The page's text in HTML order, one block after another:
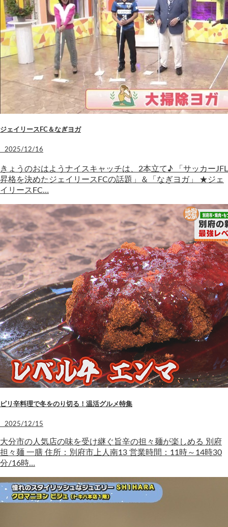
ジェイリースFC＆なぎヨガ
2025/12/16
きょうのおはようナイスキャッチは、2本立て♪ 「サッカーJFL
昇格を決めたジェイリースFCの話題」＆「なぎヨガ」 ★ジェ
イリースFC…
ピリ辛料理で冬をのり切る！温活グルメ特集
2025/12/15
大分市の人気店の味を受け継ぐ旨辛の担々麺が楽しめる 別府
担々麺 一膳 住所：別府市上人南13 営業時間：11時～14時30
分/16時…